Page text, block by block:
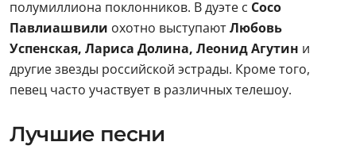
полумиллиона поклонников. В дуэте с Сосо
Павлиашвили охотно выступаютЛюбовь
Успенская, Лариса Долина, Леонид Агутин и
другие звезды российской эстрады. Кроме того,
певец часто участвует в различных телешоу.
Лучшие песни